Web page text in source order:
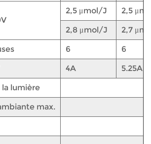
2,5 μmol/J 2,5
2,8 μmol/J 2,7
6 6
4A 5.25A
lumière
max.